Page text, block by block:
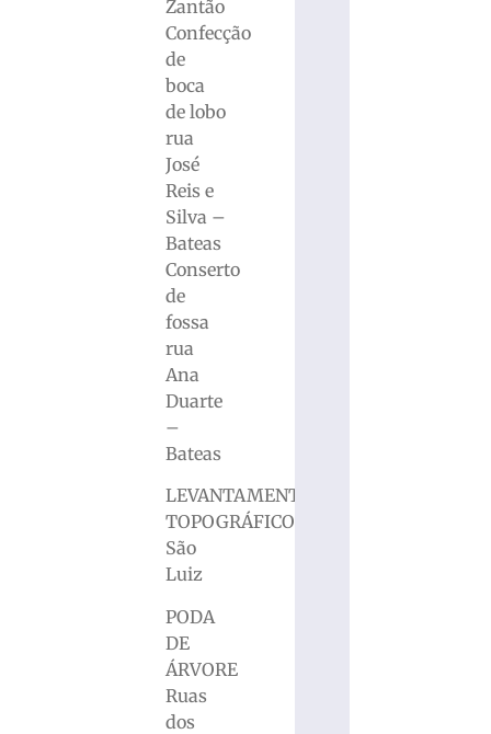
Zantão
Confecção
de
boca
de lobo
rua
José
Reis e
Silva –
Bateas
Conserto
de
fossa
rua
Ana
Duarte
–
Bateas
LEVANTAMENTO
TOPOGRÁFICO
São
Luiz
PODA
DE
ÁRVORE
Ruas
dos